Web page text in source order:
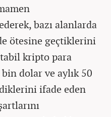
bazı alanlarda
ötesine geçtiklerini
kripto para
dolar ve aylık 50
ifade eden